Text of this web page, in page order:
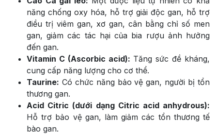
năng chống oxy hóa, hỗ trợ giải độc gan, hỗ trợ
điều trị viêm gan, xơ gan, cân bằng chỉ số men
gan, giảm các tác hại của bia rượu ảnh hưởng
đến gan.
Vitamin C (Ascorbic acid): Tăng sức đề kháng,
cung cấp năng lượng cho cơ thể.
Taurine: Có chức năng bảo vệ gan, người bị tổn
thương gan.
Acid Citric (dưới dạng Citric acid anhydrous):
Hỗ trợ bảo vệ gan, làm giảm các tổn thương tế
bào gan.